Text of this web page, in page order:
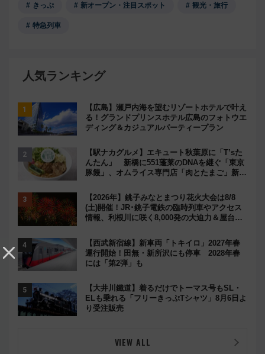
きっぷ 新オープン・注目スポット 観光・旅行
特急列車
人気ランキング
【広島】瀬戸内海を望むリゾートホテルで叶え
る！グランドプリンスホテル広島のフォトウエ
ディング＆カジュアルパーティープラン
【駅ナカグルメ】エキュート秋葉原に「T’sた
んたん」 新橋に551蓬莱のDNAを継ぐ「東京
豚饅」、オムライス専門店「肉とたまご」新グ
【2026年】銚子みなとまつり花火大会は8/8
(土)開催！JR･銚子電鉄の臨時列車やアクセス
情報、利根川に咲く8,000発の大迫力＆屋台を
【西武新宿線】新車両「トキイロ」2027年春
運行開始！田無・新所沢にも停車 2028年春
には「第2弾」も
【大井川鐵道】着るだけでトーマス号もSL・
ELも乗れる「フリーきっぷTシャツ」8月6日よ
り受注販売
VIEW ALL